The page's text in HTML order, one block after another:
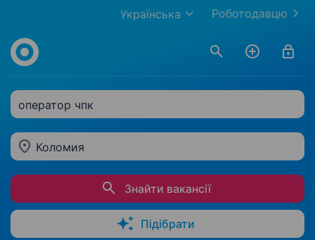
Роботодавцю
Українська
оператор чпк
Коломия
Знайти вакансії
Підібрати